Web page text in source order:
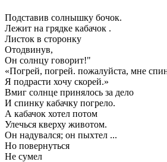
Подставив солнышку бочок.
Лежит на грядке кабачок .
Листок в сторонку
Отодвинув,
Он солнцу говорит!"
«Погрей, погрей. пожалуйста, мне
Я подрасти хочу скорей.»
Вмиг солнце принялось за дело
И спинку кабачку погрело.
А кабачок хотел потом
Улечься кверху животом.
Он надувался; он пыхтел ...
Но повернуться
Не сумел